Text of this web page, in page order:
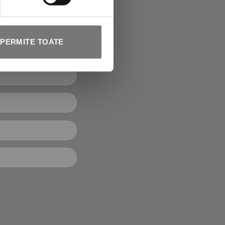
PERMITE TOATE
pe care să-l